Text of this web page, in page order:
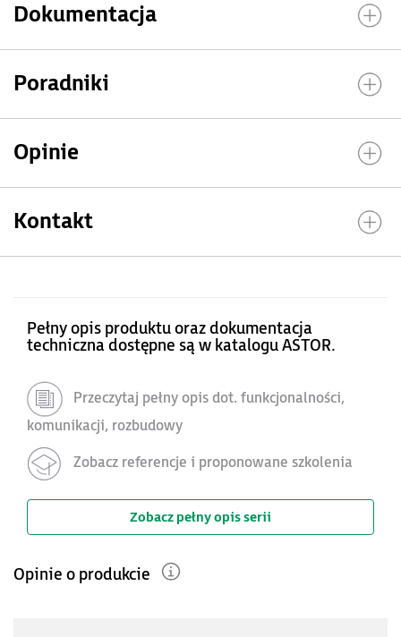
Dokumentacja
Poradniki
Opinie
Kontakt
Pełny opis produktu oraz dokumentacja
techniczna dostępne są w katalogu ASTOR.
Przeczytaj pełny opis dot. funkcjonalności,
komunikacji, rozbudowy
Zobacz referencje i proponowane szkolenia
Zobacz pełny opis serii
Opinie o produkcie